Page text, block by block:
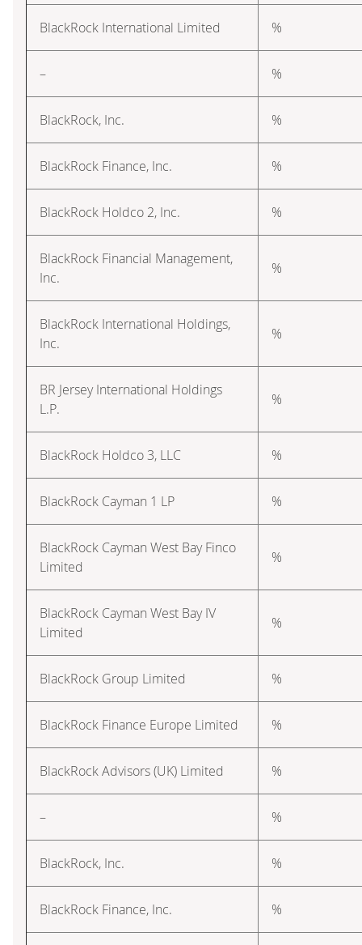
BlackRock International Limited %
– %
BlackRock, Inc. %
BlackRock Finance, Inc. %
BlackRock Holdco 2, Inc. %
BlackRock Financial Management,
Inc.
%
BlackRock International Holdings,
Inc.
%
BR Jersey International Holdings
L.P.
%
BlackRock Holdco 3, LLC %
BlackRock Cayman 1 LP %
BlackRock Cayman West Bay Finco
Limited
%
BlackRock Cayman West Bay IV
Limited
%
BlackRock Group Limited %
BlackRock Finance Europe Limited %
BlackRock Advisors (UK) Limited %
– %
BlackRock, Inc. %
BlackRock Finance, Inc. %